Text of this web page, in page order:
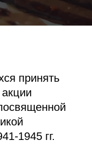
принять
1945 гг.